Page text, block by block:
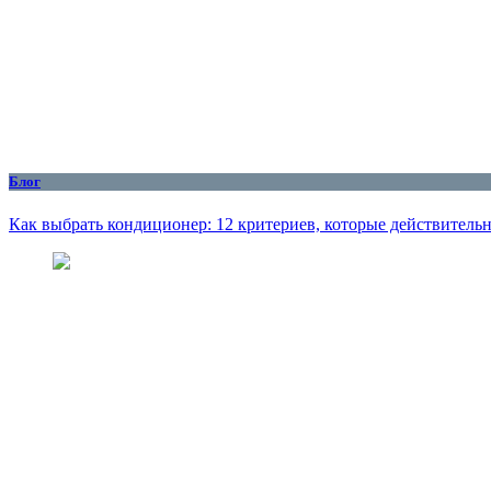
Блог
Как выбрать кондиционер: 12 критериев, которые